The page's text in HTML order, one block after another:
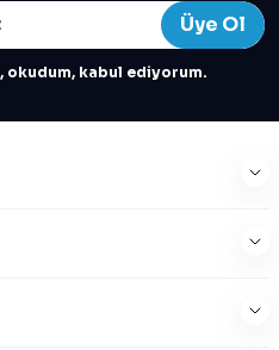
Üye Ol
, okudum, kabul ediyorum.